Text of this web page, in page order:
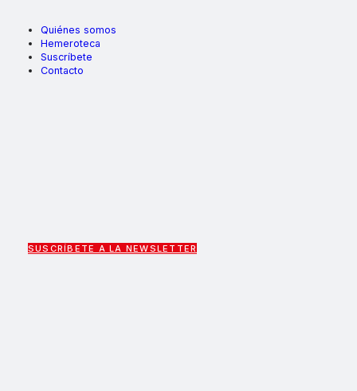
Quiénes somos
Hemeroteca
Suscríbete
Contacto
SUSCRÍBETE A LA NEWSLETTER